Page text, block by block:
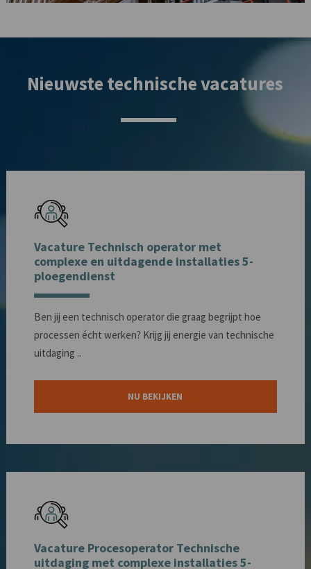
Nieuwste technische vacatures
Vacature Technisch operator met
complexe en uitdagende installaties 5-
ploegendienst
Ben jij een technisch operator die graag begrijpt hoe
processen écht werken? Krijg jij energie van technische
uitdaging ..
NU BEKIJKEN
Vacature Procesoperator Technische
uitdaging met complexe installaties 5-